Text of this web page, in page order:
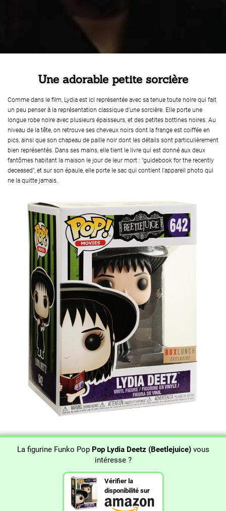
Une adorable petite sorcière
Comme dans le film, Lydia est ici représentée avec sa tenue toute noire qui fait
un peu penser à la représentation classique d'une sorcière. Elle porte une
longue robe noire avec plusieurs épaisseurs, et des petites bottines noires. Au
niveau de la tête, on retrouve ses cheveux noirs dont la frange est coiffée en
pics, ainsi que son chapeau de paille noir dont les détails sont particulièrement
bien représentés. Dans ses mains, elle tient le livre qui est donné aux deux
fantômes habitant la maison le jour de leur mort : "guidebook for the recently
deceased", et sur son épaule, elle porte le sac qui contient l'appareil photo qui
ne la quitte jamais.
La figurine Funko Pop Pop Lydia Deetz (Beetlejuice)vous
intéresse ?
Vérifier la
disponibilité sur